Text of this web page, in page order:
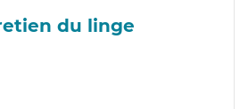
du linge